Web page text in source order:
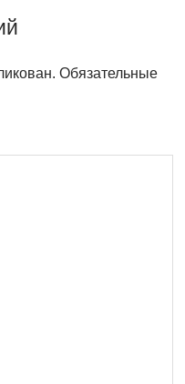
Обязательные